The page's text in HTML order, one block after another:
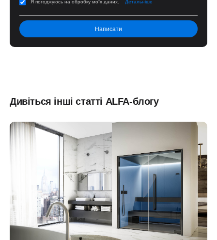
Я погоджуюсь на обробку моїх даних. Детальніше
Дивіться інші статті ALFA-блогу